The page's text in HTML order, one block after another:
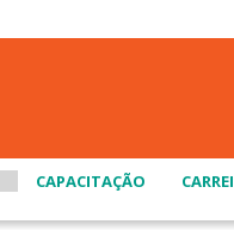
CAPACITAÇÃO